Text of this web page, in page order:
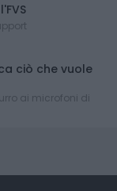
ciò che vuole
ai microfoni di